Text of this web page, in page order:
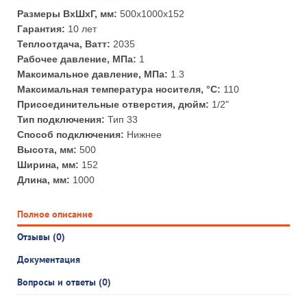
Размеры ВхШхГ, мм: 500x1000x152
Гарантия: 10 лет
Теплоотдача, Ватт: 2035
Рабочее давление, МПа: 1
Максимальное давление, МПа: 1.3
Максимальная температура носителя, °С: 110
Присоединительные отверстия, дюйм: 1/2"
Тип подключения: Тип 33
Способ подключения: Нижнее
Высота, мм: 500
Ширина, мм: 152
Длина, мм: 1000
Полное описание
Отзывы (0)
Документация
Вопросы и ответы (0)